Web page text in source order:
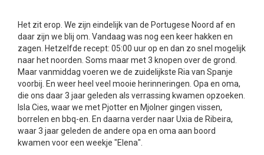
Het zit erop. We zijn eindelijk van de Portugese Noord af en
daar zijn we blij om. Vandaag was nog een keer hakken en
zagen. Hetzelfde recept: 05:00 uur op en dan zo snel mogelijk
naar het noorden. Soms maar met 3 knopen over de grond.
Maar vanmiddag voeren we de zuidelijkste Ria van Spanje
voorbij. En weer heel veel mooie herinneringen. Opa en oma,
die ons daar 3 jaar geleden als verrassing kwamen opzoeken.
Isla Cies, waar we met Pjotter en Mjolner gingen vissen,
borrelen en bbq-en. En daarna verder naar Uxia de Ribeira,
waar 3 jaar geleden de andere opa en oma aan boord
kwamen voor een weekje "Elena".